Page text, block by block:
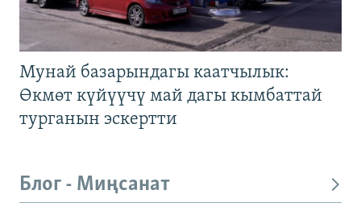
Мунай базарындагы каатчылык:
Өкмөт күйүүчү май дагы кымбаттай
турганын эскертти
Блог - Миңсанат